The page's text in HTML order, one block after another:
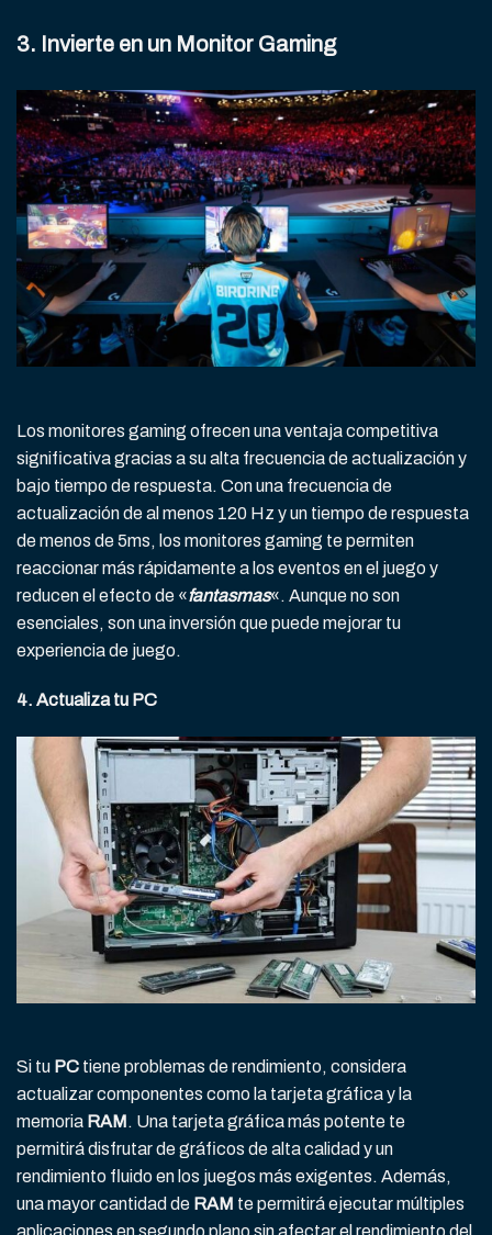
3. Invierte en un Monitor Gaming
Los monitores gaming ofrecen una ventaja competitiva
significativa gracias a su alta frecuencia de actualización y
bajo tiempo de respuesta. Con una frecuencia de
actualización de al menos 120 Hz y un tiempo de respuesta
de menos de 5ms, los monitores gaming te permiten
reaccionar más rápidamente a los eventos en el juego y
reducen el efecto de «fantasmas«. Aunque no son
esenciales, son una inversión que puede mejorar tu
experiencia de juego.
4. Actualiza tu PC
Si tu PC tiene problemas de rendimiento, considera
actualizar componentes como la tarjeta gráfica y la
memoria RAM. Una tarjeta gráfica más potente te
permitirá disfrutar de gráficos de alta calidad y un
rendimiento fluido en los juegos más exigentes. Además,
una mayor cantidad de RAM te permitirá ejecutar múltiples